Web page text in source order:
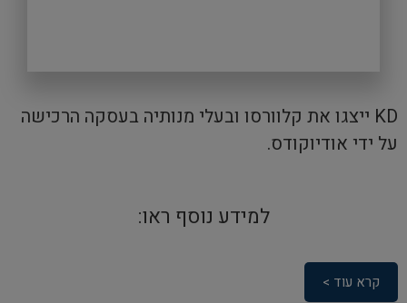
KD ייצגו את קלוורסו ובעלי מנותיה בעסקה הרכישה
על ידי אודיוקודס.
למידע נוסף ראו:
קרא עוד >